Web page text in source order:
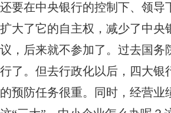
还要在中央银行的控制下、领
扩大了它的自主权，减少了中
议，后来就不参加了。过去国务
行了。但去行政化以后，四大
的预防任务很重。同时，经营业